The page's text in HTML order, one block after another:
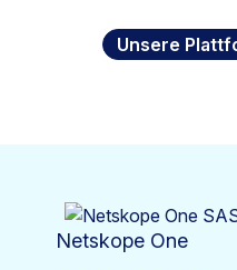
Unsere
Netskope One